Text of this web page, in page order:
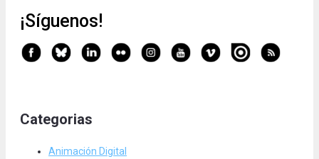
¡Síguenos!
Categorias
Animación Digital